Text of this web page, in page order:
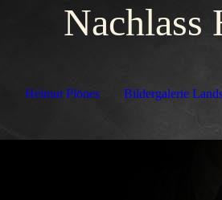
Nachlass
Helmut Plönes Bildergalerie